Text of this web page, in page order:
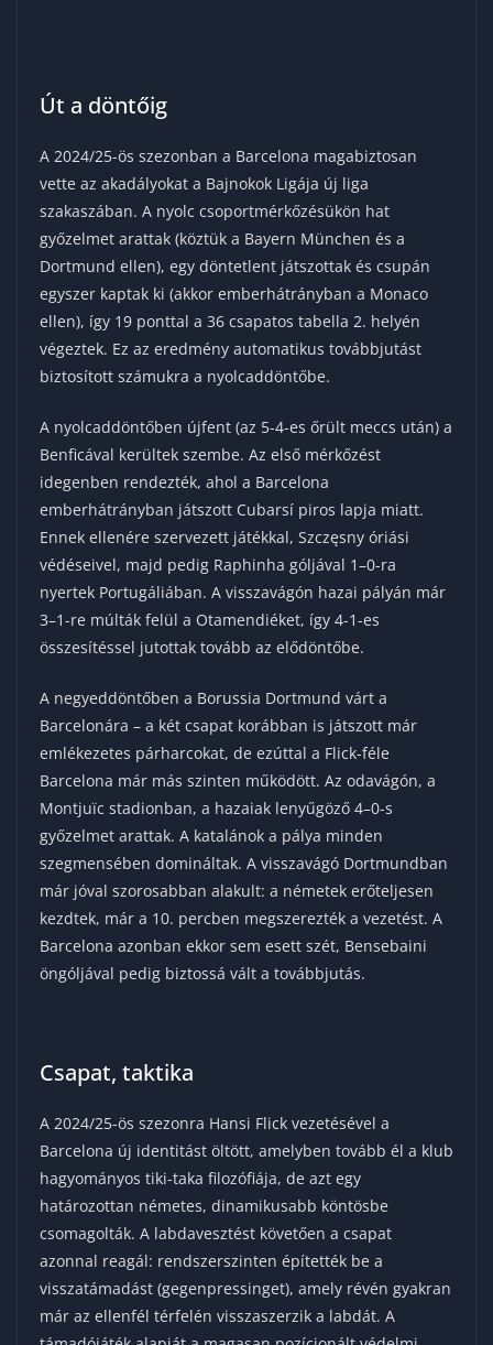
Út a döntőig
A 2024/25-ös szezonban a Barcelona magabiztosan
vette az akadályokat a Bajnokok Ligája új liga
szakaszában. A nyolc csoportmérkőzésükön hat
győzelmet arattak (köztük a Bayern München és a
Dortmund ellen), egy döntetlent játszottak és csupán
egyszer kaptak ki (akkor emberhátrányban a Monaco
ellen), így 19 ponttal a 36 csapatos tabella 2. helyén
végeztek. Ez az eredmény automatikus továbbjutást
biztosított számukra a nyolcaddöntőbe.
A nyolcaddöntőben újfent (az 5-4-es őrült meccs után) a
Benficával kerültek szembe. Az első mérkőzést
idegenben rendezték, ahol a Barcelona
emberhátrányban játszott Cubarsí piros lapja miatt.
Ennek ellenére szervezett játékkal, Szczęsny óriási
védéseivel, majd pedig Raphinha góljával 1–0-ra
nyertek Portugáliában. A visszavágón hazai pályán már
3–1-re múlták felül a Otamendiéket, így 4-1-es
összesítéssel jutottak tovább az elődöntőbe.
A negyeddöntőben a Borussia Dortmund várt a
Barcelonára – a két csapat korábban is játszott már
emlékezetes párharcokat, de ezúttal a Flick-féle
Barcelona már más szinten működött. Az odavágón, a
Montjuïc stadionban, a hazaiak lenyűgöző 4–0-s
győzelmet arattak. A katalánok a pálya minden
szegmensében domináltak. A visszavágó Dortmundban
már jóval szorosabban alakult: a németek erőteljesen
kezdtek, már a 10. percben megszerezték a vezetést. A
Barcelona azonban ekkor sem esett szét, Bensebaini
öngóljával pedig biztossá vált a továbbjutás.
Csapat, taktika
A 2024/25-ös szezonra Hansi Flick vezetésével a
Barcelona új identitást öltött, amelyben tovább él a klub
hagyományos tiki-taka filozófiája, de azt egy
határozottan németes, dinamikusabb köntösbe
csomagolták. A labdavesztést követően a csapat
azonnal reagál: rendszerszinten építették be a
visszatámadást (gegenpressinget), amely révén gyakran
már az ellenfél térfelén visszaszerzik a labdát. A